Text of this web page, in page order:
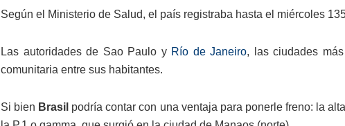
Según el Ministerio de Salud, el país registraba hasta el miércoles
Las autoridades de Sao Paulo y Río de Janeiro, las ciudades
comunitaria entre sus habitantes.
Si bien Brasil podría contar con una ventaja para ponerle freno: la